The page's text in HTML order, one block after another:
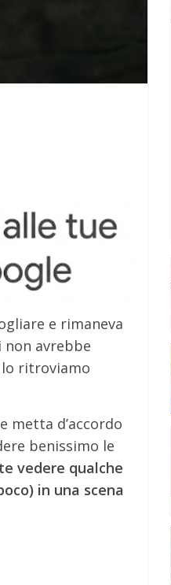
e rimaneva
non avrebbe
ritroviamo
metta d’accordo
benissimo le
vedere qualche
in una scena